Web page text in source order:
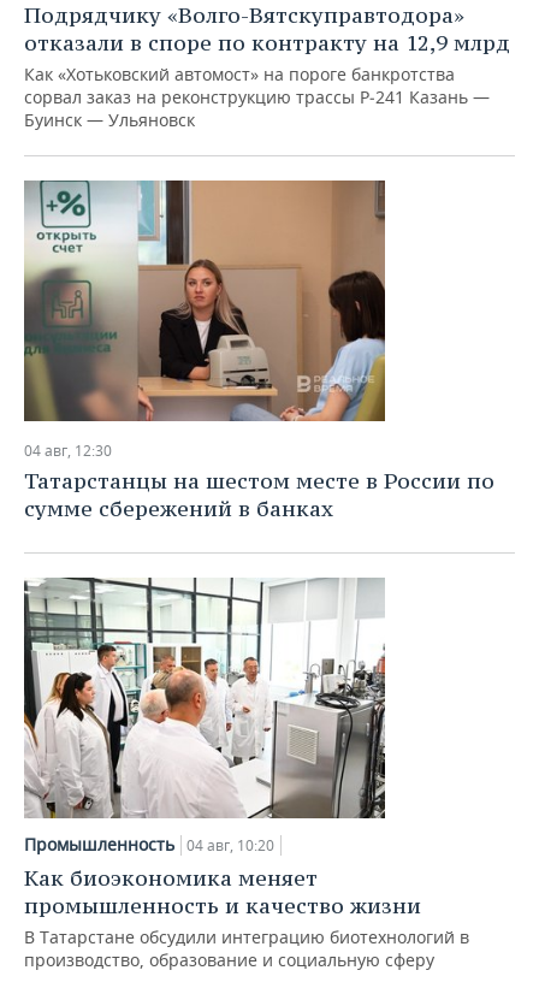
Подрядчику «Волго-Вятскуправтодора»
отказали в споре по контракту на 12,9 млрд
Как «Хотьковский автомост» на пороге банкротства
сорвал заказ на реконструкцию трассы Р‑241 Казань —
Буинск — Ульяновск
04 авг, 12:30
Татарстанцы на шестом месте в России по
сумме сбережений в банках
Промышленность 04 авг, 10:20
Как биоэкономика меняет
промышленность и качество жизни
В Татарстане обсудили интеграцию биотехнологий в
производство, образование и социальную сферу